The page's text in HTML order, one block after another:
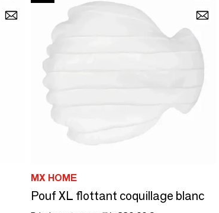
MX HOME
Pouf XL flottant coquillage blanc